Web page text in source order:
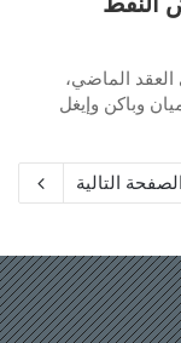
العقد الماضي،
وباكن وإيغل
الصفحة التالية